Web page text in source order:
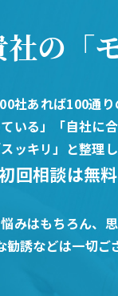
の「
社あれば100通
いる」「自社
ッキリ」と整理
回相談は無
みはもちろん、
勧誘などは一切